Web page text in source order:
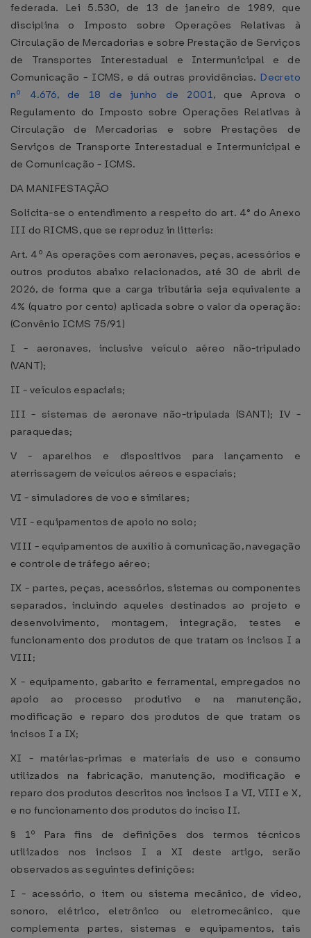
federada. Lei 5.530, de 13 de janeiro de 1989, que
disciplina o Imposto sobre Operações Relativas à
Circulação de Mercadorias e sobre Prestação de Serviços
de Transportes Interestadual e Intermunicipal e de
Comunicação - ICMS, e dá outras providências. Decreto
nº 4.676, de 18 de junho de 2001, que Aprova o
Regulamento do Imposto sobre Operações Relativas à
Circulação de Mercadorias e sobre Prestações de
Serviços de Transporte Interestadual e Intermunicipal e
de Comunicação - ICMS.
DA MANIFESTAÇÃO
Solicita-se o entendimento a respeito do art. 4° do Anexo
III do RICMS, que se reproduz in litteris:
Art. 4º As operações com aeronaves, peças, acessórios e
outros produtos abaixo relacionados, até 30 de abril de
2026, de forma que a carga tributária seja equivalente a
4% (quatro por cento) aplicada sobre o valor da operação:
(Convênio ICMS 75/91)
I - aeronaves, inclusive veículo aéreo não-tripulado
(VANT);
II - veículos espaciais;
III - sistemas de aeronave não-tripulada (SANT); IV -
paraquedas;
V - aparelhos e dispositivos para lançamento e
aterrissagem de veículos aéreos e espaciais;
VI - simuladores de voo e similares;
VII - equipamentos de apoio no solo;
VIII - equipamentos de auxílio à comunicação, navegação
e controle de tráfego aéreo;
IX - partes, peças, acessórios, sistemas ou componentes
separados, incluindo aqueles destinados ao projeto e
desenvolvimento, montagem, integração, testes e
funcionamento dos produtos de que tratam os incisos I a
VIII;
X - equipamento, gabarito e ferramental, empregados no
apoio ao processo produtivo e na manutenção,
modificação e reparo dos produtos de que tratam os
incisos I a IX;
XI - matérias-primas e materiais de uso e consumo
utilizados na fabricação, manutenção, modificação e
reparo dos produtos descritos nos incisos I a VI, VIII e X,
e no funcionamento dos produtos do inciso II.
§ 1º Para fins de definições dos termos técnicos
utilizados nos incisos I a XI deste artigo, serão
observados as seguintes definições:
I - acessório, o item ou sistema mecânico, de vídeo,
sonoro, elétrico, eletrônico ou eletromecânico, que
complementa partes, sistemas e equipamentos, tais